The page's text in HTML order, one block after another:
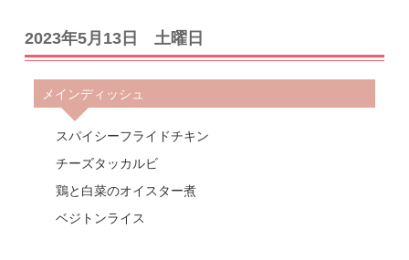
2023年5月13日 土曜日
メインディッシュ
スパイシーフライドチキン
チーズタッカルビ
鶏と白菜のオイスター煮
ベジトンライス